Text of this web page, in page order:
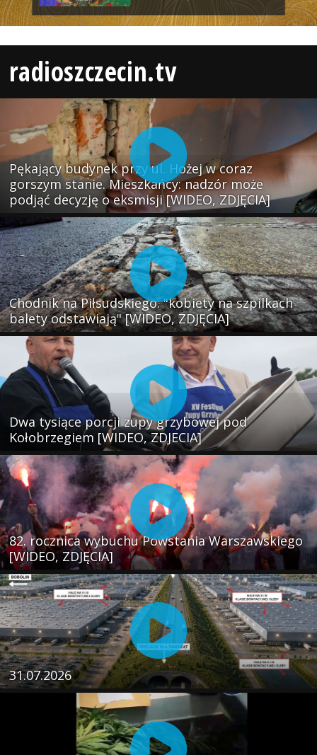
radioszczecin.tv
Pękający budynek przy ul. Hożej w coraz
gorszym stanie. Mieszkańcy: nadzór może
podjąć decyzję o eksmisji [WIDEO, ZDJĘCIA]
Chodnik na Piłsudskiego: "kobiety na szpilkach
balety odstawiają" [WIDEO, ZDJĘCIA]
Dwa tysiące porcji zupy grzybowej pod
Kołobrzegiem [WIDEO, ZDJECIA]
82. rocznica wybuchu Powstania Warszawskiego
[WIDEO, ZDJĘCIA]
31.07.2026